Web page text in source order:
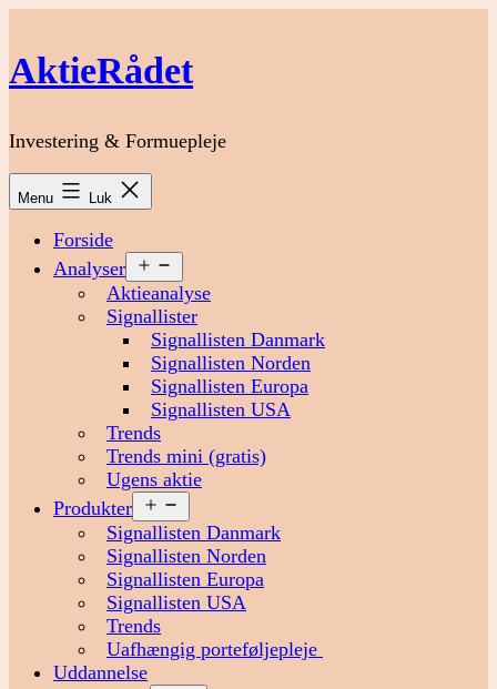
indhold
AktieRådet
Investering & Formuepleje
Menu Luk
Forside
Analyser
menu
Aktieanalyse
Signallister
Signallisten Danmark
Signallisten Norden
Signallisten Europa
Signallisten USA
Trends
Trends mini (gratis)
Ugens aktie
Produkter
menu
Signallisten Danmark
Signallisten Norden
Signallisten Europa
Signallisten USA
Trends
Uafhængig porteføljepleje
Uddannelse